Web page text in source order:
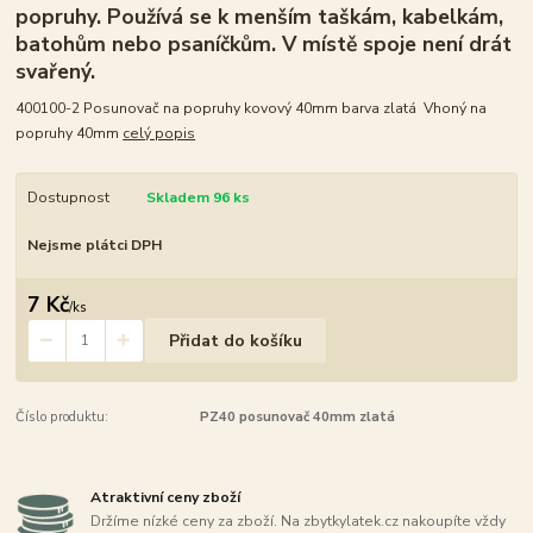
popruhy. Používá se k menším taškám, kabelkám,
batohům nebo psaníčkům. V místě spoje není drát
svařený.
400100-2 Posunovač na popruhy kovový 40mm barva zlatá Vhoný na
popruhy 40mm celý popis
Dostupnost Skladem 96 ks
Nejsme plátci DPH
7 Kč/ks
Přidat do košíku
Číslo produktu: PZ40 posunovač 40mm zlatá
Atraktivní ceny zboží
Držíme nízké ceny za zboží. Na zbytkylatek.cz nakoupíte vždy